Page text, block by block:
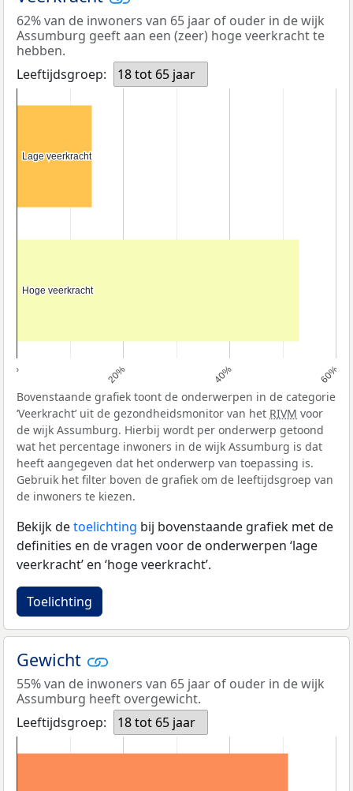
62% van de inwoners van 65 jaar of ouder in de wijk
Assumburg geeft aan een (zeer) hoge veerkracht te
hebben.
Leeftijdsgroep:
18 tot 65 jaar
0% 20% 40% 60%
Lage veerkracht
Lage veerkracht
Hoge veerkracht
Hoge veerkracht
Bovenstaande grafiek toont de onderwerpen in de categorie
‘Veerkracht’ uit de gezondheidsmonitor van het RIVM voor
de wijk Assumburg. Hierbij wordt per onderwerp getoond
wat het percentage inwoners in de wijk Assumburg is dat
heeft aangegeven dat het onderwerp van toepassing is.
Gebruik het filter boven de grafiek om de leeftijdsgroep van
de inwoners te kiezen.
Bekijk detoelichting bij bovenstaande grafiek met de
definities en de vragen voor de onderwerpen ‘lage
veerkracht’ en ‘hoge veerkracht’.
Toelichting
Gewicht
55% van de inwoners van 65 jaar of ouder in de wijk
Assumburg heeft overgewicht.
Leeftijdsgroep:
18 tot 65 jaar